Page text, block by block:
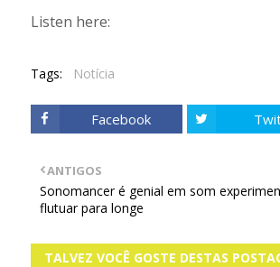
Listen here:
Tags: Notícia
Facebook
ANTIGOS
Sonomancer é genial em som
flutuar para longe
TALVEZ VOCÊ GOSTE DESTAS